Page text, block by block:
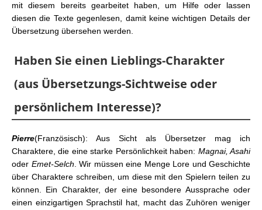
mit diesem bereits gearbeitet haben, um Hilfe oder lassen
diesen die Texte gegenlesen, damit keine wichtigen Details der
Übersetzung übersehen werden.
Haben Sie einen Lieblings-Charakter
(aus Übersetzungs-Sichtweise oder
persönlichem Interesse)?
Pierre(Französisch): Aus Sicht als Übersetzer mag ich
Charaktere, die eine starke Persönlichkeit haben: Magnai, Asahi
oder Emet-Selch . Wir müssen eine Menge Lore und Geschichte
über Charaktere schreiben, um diese mit den Spielern teilen zu
können. Ein Charakter, der eine besondere Aussprache oder
einen einzigartigen Sprachstil hat, macht das Zuhören weniger